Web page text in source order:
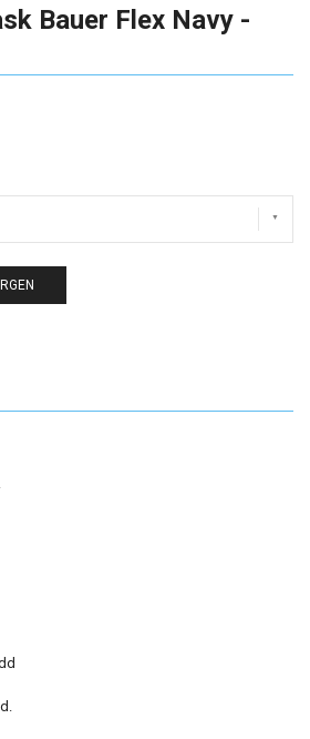
Bauer Flex Navy -